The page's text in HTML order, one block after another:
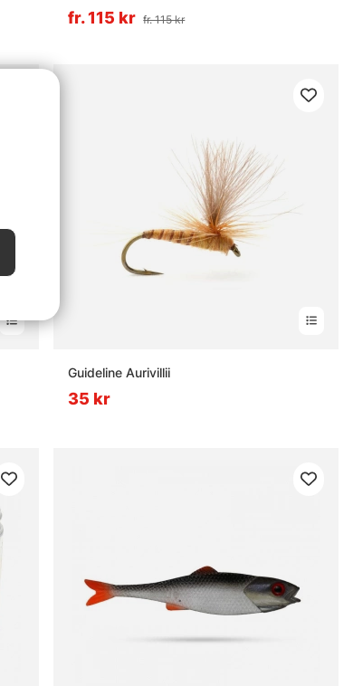
fr. 115 kr fr. 115 kr
Guideline Aurivillii
35 kr